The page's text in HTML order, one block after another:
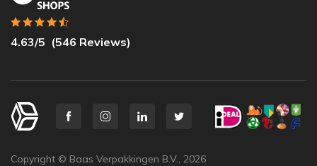
4.63/5 (546 Reviews)
Copyright © Baas Verpakkingen B.V., 2026